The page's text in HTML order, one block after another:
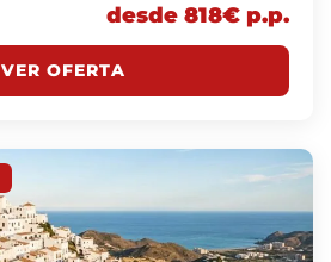
desde 818€ p.p.
VER OFERTA